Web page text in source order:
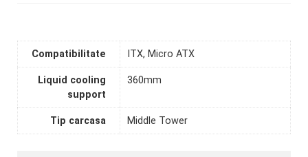
Compatibilitate ITX, Micro ATX
Liquid cooling
support
360mm
Tip carcasa Middle Tower